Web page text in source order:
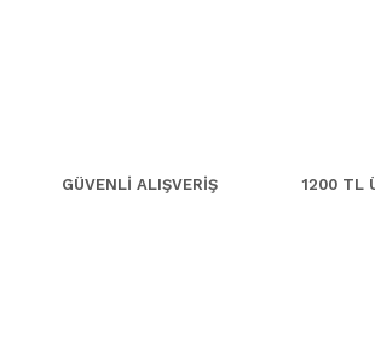
GÜVENLİ ALIŞVERİŞ
1200 TL